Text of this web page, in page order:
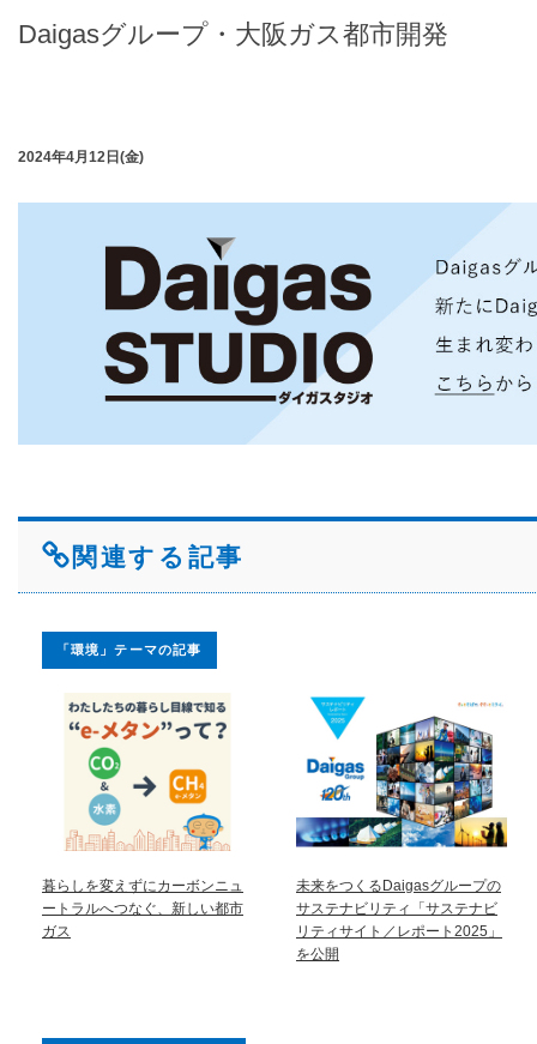
Daigasグループ・大阪ガス都市開発
2024年4月12日(金)
関連する記事
「環境」テーマの記事
暮らしを変えずにカーボンニュ
ートラルへつなぐ、新しい都市
ガス
未来をつくるDaigasグループの
サステナビリティ「サステナビ
リティサイト／レポート2025」
を公開